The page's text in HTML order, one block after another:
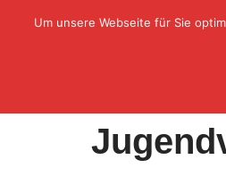
WASPO
Um unsere Webseite für Sie